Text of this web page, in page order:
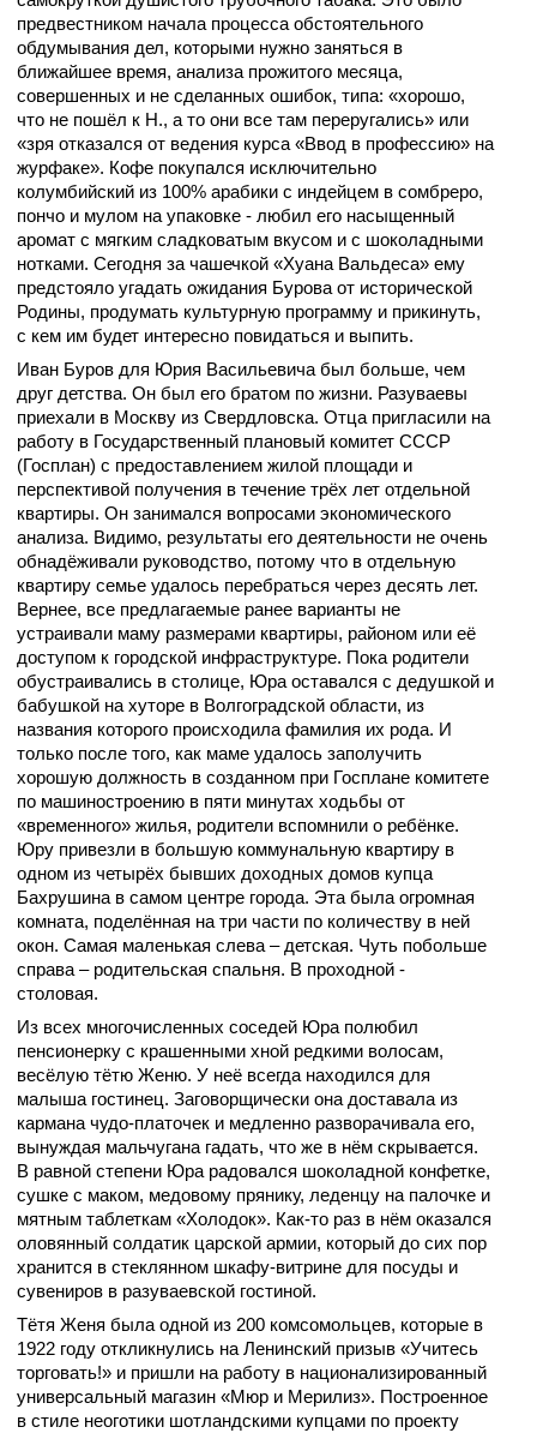
предвестником начала процесса обстоятельного
обдумывания дел, которыми нужно заняться в
ближайшее время, анализа прожитого месяца,
совершенных и не сделанных ошибок, типа: «хорошо,
что не пошёл к Н., а то они все там переругались» или
«зря отказался от ведения курса «Ввод в профессию» на
журфаке». Кофе покупался исключительно
колумбийский из 100% арабики с индейцем в сомбреро,
пончо и мулом на упаковке - любил его насыщенный
аромат с мягким сладковатым вкусом и с шоколадными
нотками. Сегодня за чашечкой «Хуана Вальдеса» ему
предстояло угадать ожидания Бурова от исторической
Родины, продумать культурную программу и прикинуть,
с кем им будет интересно повидаться и выпить.
Иван Буров для Юрия Васильевича был больше, чем
друг детства. Он был его братом по жизни. Разуваевы
приехали в Москву из Свердловска. Отца пригласили на
работу в Государственный плановый комитет СССР
(Госплан) с предоставлением жилой площади и
перспективой получения в течение трёх лет отдельной
квартиры. Он занимался вопросами экономического
анализа. Видимо, результаты его деятельности не очень
обнадёживали руководство, потому что в отдельную
квартиру семье удалось перебраться через десять лет.
Вернее, все предлагаемые ранее варианты не
устраивали маму размерами квартиры, районом или её
доступом к городской инфраструктуре. Пока родители
обустраивались в столице, Юра оставался с дедушкой и
бабушкой на хуторе в Волгоградской области, из
названия которого происходила фамилия их рода. И
только после того, как маме удалось заполучить
хорошую должность в созданном при Госплане комитете
по машиностроению в пяти минутах ходьбы от
«временного» жилья, родители вспомнили о ребёнке.
Юру привезли в большую коммунальную квартиру в
одном из четырёх бывших доходных домов купца
Бахрушина в самом центре города. Эта была огромная
комната, поделённая на три части по количеству в ней
окон. Самая маленькая слева – детская. Чуть побольше
справа – родительская спальня. В проходной -
столовая.
Из всех многочисленных соседей Юра полюбил
пенсионерку с крашенными хной редкими волосам,
весёлую тётю Женю. У неё всегда находился для
малыша гостинец. Заговорщически она доставала из
кармана чудо-платочек и медленно разворачивала его,
вынуждая мальчугана гадать, что же в нём скрывается.
В равной степени Юра радовался шоколадной конфетке,
сушке с маком, медовому прянику, леденцу на палочке и
мятным таблеткам «Холодок». Как-то раз в нём оказался
оловянный солдатик царской армии, который до сих пор
хранится в стеклянном шкафу-витрине для посуды и
сувениров в разуваевской гостиной.
Тётя Женя была одной из 200 комсомольцев, которые в
1922 году откликнулись на Ленинский призыв «Учитесь
торговать!» и пришли на работу в национализированный
универсальный магазин «Мюр и Мерилиз». Построенное
в стиле неоготики шотландскими купцами по проекту